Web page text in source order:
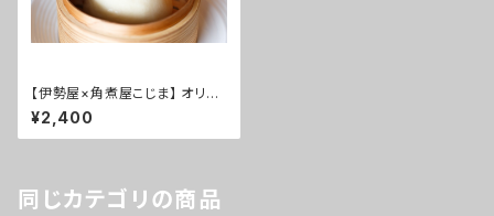
【伊勢屋×角煮屋こじま】 オリジ
ナルほぐし角煮豚まん(1個80g×
6個)
¥2,400
同じカテゴリの商品